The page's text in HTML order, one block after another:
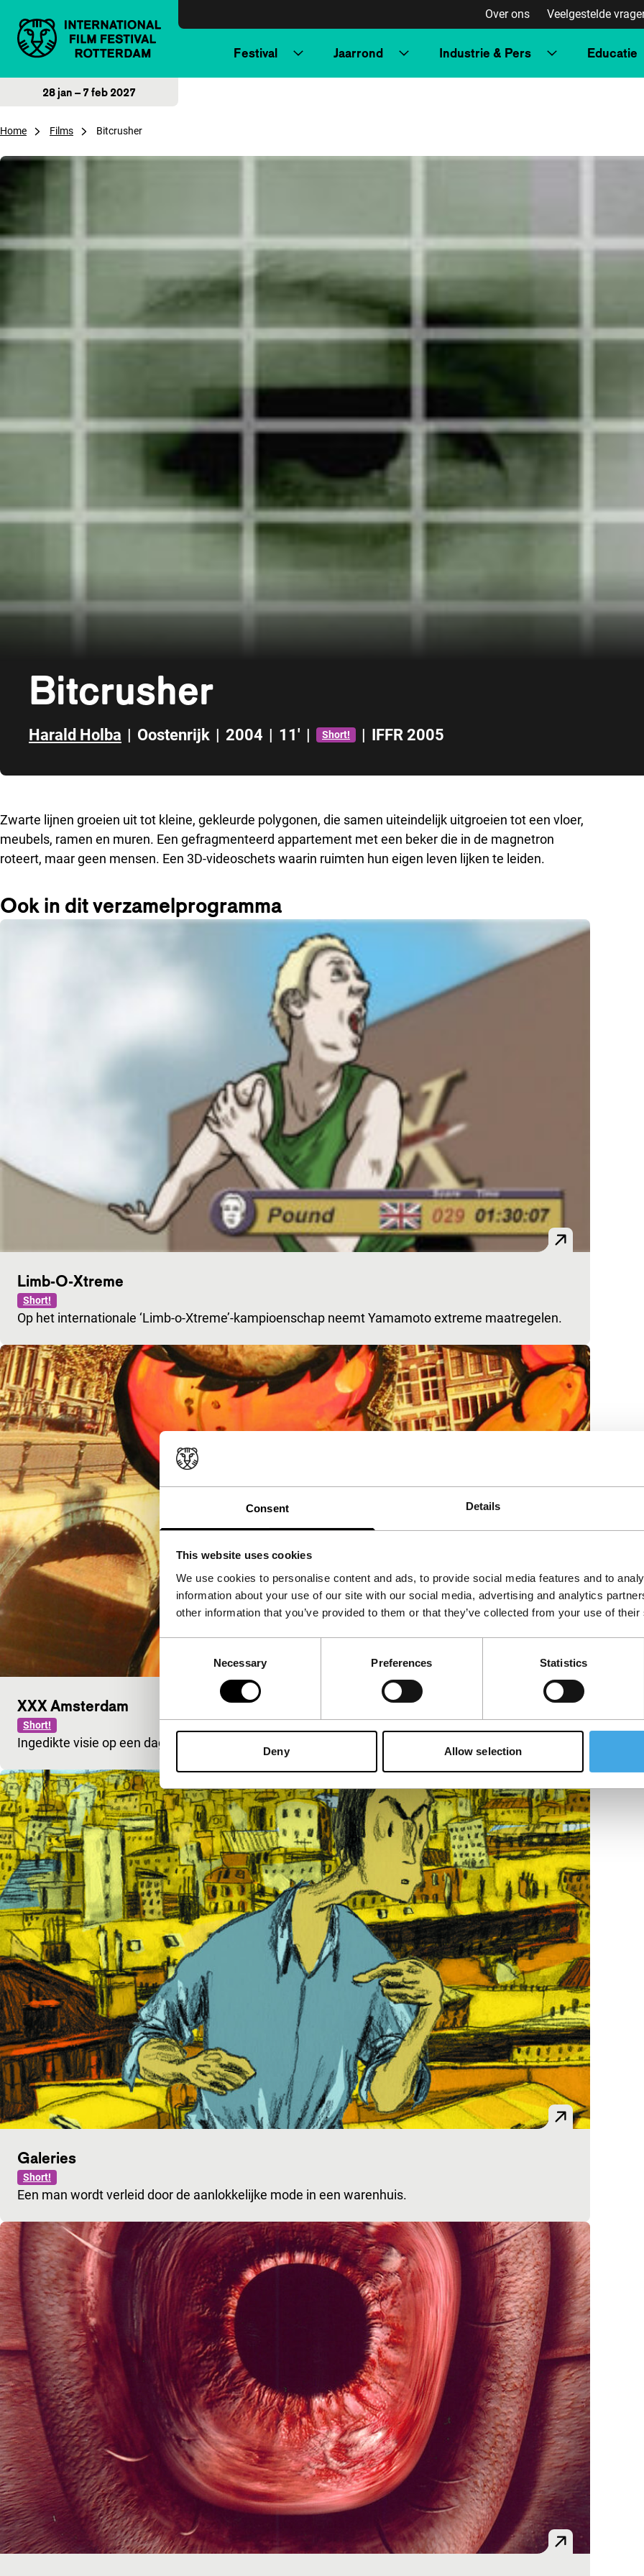
Consent Details
This website uses cookies
We use cookies to personalise content and ads, to provide social media features and to
information about your use of our site with our social media, advertising and analytics
other information that you’ve provided to them or that they’ve collected from your use of
Consent
Selection
Necessary Preferences Statistics
Deny Allow selection
Over ons Veelgestelde
Festival Jaarrond Industrie & Pers Educatie
28 jan – 7 feb 2027
Home Films Bitcrusher
Bitcrusher
Harald Holba | Oostenrijk | 2004 | 11' | Short! | IFFR 2005
Zwarte lijnen groeien uit tot kleine, gekleurde polygonen, die samen uiteindelijk uitgroeien tot een vloer,
meubels, ramen en muren. Een gefragmenteerd appartement met een beker die in de magnetron
roteert, maar geen mensen. Een 3D-videoschets waarin ruimten hun eigen leven lijken te leiden.
Ook in dit verzamelprogramma
Limb-O-Xtreme
Short!
Op het internationale ‘Limb-o-Xtreme’-kampioenschap neemt Yamamoto extreme maatregelen.
XXX Amsterdam
Short!
Ingedikte visie op een dag in het leven van Amsterdam.
Galeries
Short!
Een man wordt verleid door de aanlokkelijke mode in een warenhuis.